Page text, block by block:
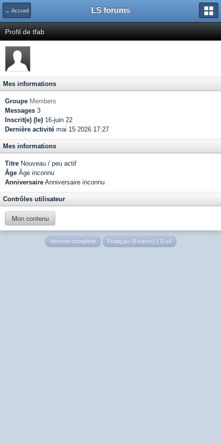
← Accueil LS forums
Profil de tfab
Mes informations
Groupe Members
Messages 3
Inscrit(e) (le) 16-juin 22
Dernière activité mai 15 2026 17:27
Mes informations
Titre Nouveau / peu actif
Âge Âge inconnu
Anniversaire Anniversaire inconnu
Contrôles utilisateur
Mon contenu
Version complète Français (France) LS v4